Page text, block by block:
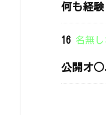
何も経
16 名無し
公開オ○